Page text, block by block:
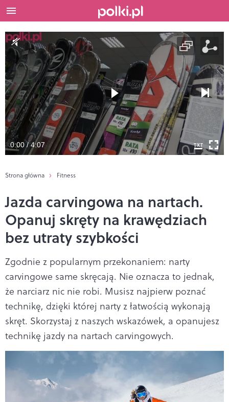
0:00 / 4:07
Strona główna Fitness
Jazda carvingowa na nartach.
Opanuj skręty na krawędziach
bez utraty szybkości
Zgodnie z popularnym przekonaniem: narty
carvingowe same skręcają. Nie oznacza to jednak,
że narciarz nic nie robi. Musisz najpierw poznać
technikę, dzięki której narty z łatwością wykonają
skręt. Skorzystaj z naszych wskazówek, a opanujesz
technikę jazdy na nartach carvingowych.